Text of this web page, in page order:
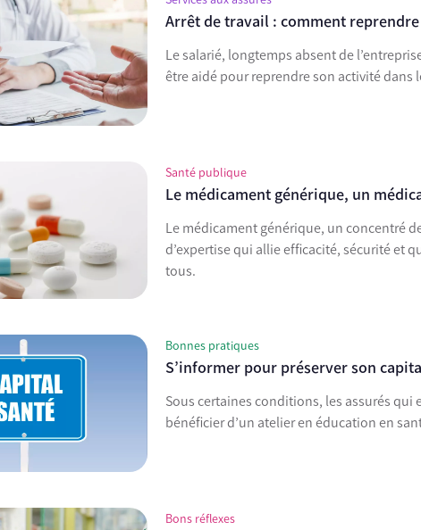
Arrêt de travail : comment
Le salarié, longtemps absent de
être aidé pour reprendre son activité
Santé publique
Le médicament générique, un
Le médicament générique, un concentré
d’expertise qui allie efficacité, sécurité et
tous.
Bonnes pratiques
S’informer pour préserver son
Sous certaines conditions, les assurés
bénéficier d’un atelier en éducation en
Bons réflexes